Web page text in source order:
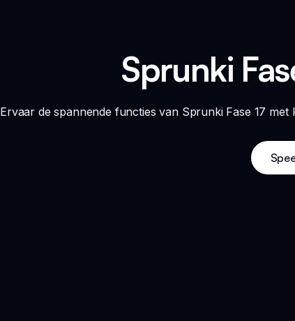
Sprunki
Ervaar de spannende functies van Sprunki Fase 17